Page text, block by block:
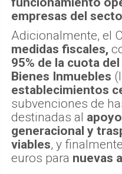
empresas del
Adicionalmente, el
medidas fiscales,
95% de la cuota
Bienes Inmuebles
establecimientos
subvenciones de
destinadas al
generacional y
viables, y
euros para nuevas